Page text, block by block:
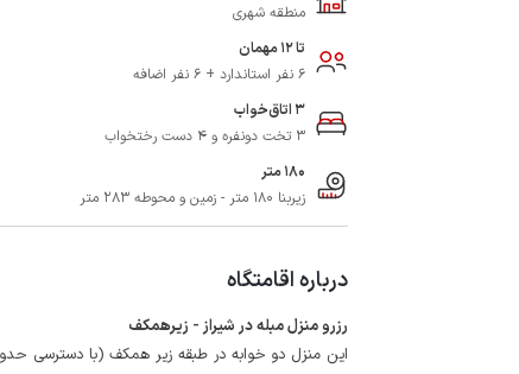
منطقه شهری
تا 12 مهمان
6 نفر استاندارد + 6 نفر اضافه
3 اتاق‌خواب
3 تخت دونفره و 4 دست رختخواب
180 متر
زیربنا 180 متر - زمین و محوطه 283 متر
درباره اقامتگاه
رزرو منزل مبله در شیراز - زیرهمکف